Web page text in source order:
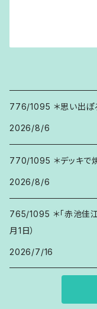
776/1095 ＊思い出ぽ
2026/8/6
770/1095 ＊デッキで
2026/8/6
765/1095 ＊「赤池佳
月1日）
2026/7/16